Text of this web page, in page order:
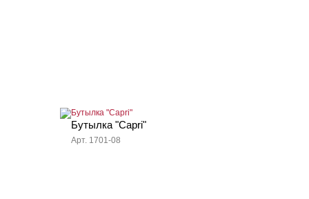
Бутылка "Capri"
Арт. 1701-08